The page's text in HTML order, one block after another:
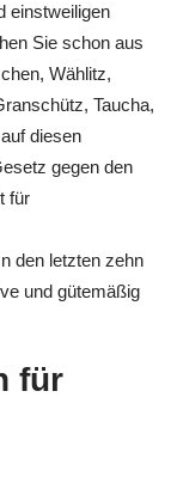
einstweiligen
Sie schon aus
Wählitz,
Taucha,
diesen
gegen den
für
den letzten zehn
und gütemäßig
für